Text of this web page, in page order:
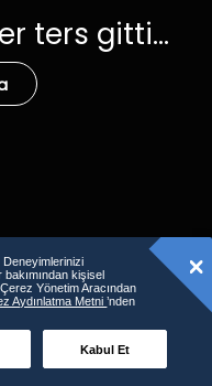
ters gitti...
Deneyimlerinizi
kişisel
Yönetim Aracından
Aydınlatma Metni’nden
Kabul Et